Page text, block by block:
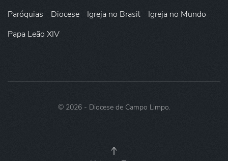
Paróquias Diocese Igreja no Brasil
Igreja no Mundo
Papa Leão XIV
© 2026- Diocese de Campo Limpo.